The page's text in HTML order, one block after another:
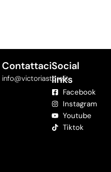
Contattaci
info@victoriastore.it
Social
links
Facebook
Instagram
Youtube
Tiktok